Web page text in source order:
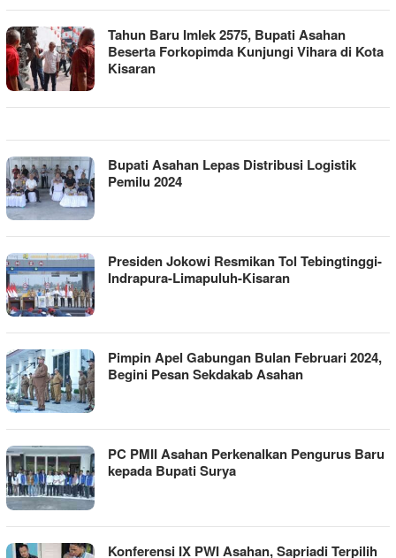
Tahun Baru Imlek 2575, Bupati Asahan
Beserta Forkopimda Kunjungi Vihara di Kota
Kisaran
Bupati Asahan Lepas Distribusi Logistik
Pemilu 2024
Presiden Jokowi Resmikan Tol Tebingtinggi-
Indrapura-Limapuluh-Kisaran
Pimpin Apel Gabungan Bulan Februari 2024,
Begini Pesan Sekdakab Asahan
PC PMII Asahan Perkenalkan Pengurus Baru
kepada Bupati Surya
Konferensi IX PWI Asahan, Sapriadi Terpilih